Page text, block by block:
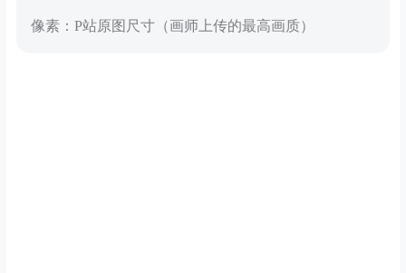
像素：P站原图尺寸（画师上传的最高画质）